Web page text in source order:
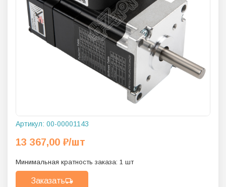
Артикул: 00-00001143
13 367,00 ₽/шт
Минимальная кратность заказа: 1 шт
Заказать